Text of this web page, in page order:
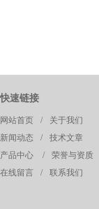
快速链接
网站首页 /
关于我们
新闻动态
/
技术文章
产品中心
/
荣誉与资质
在线留言
/ 联系我们